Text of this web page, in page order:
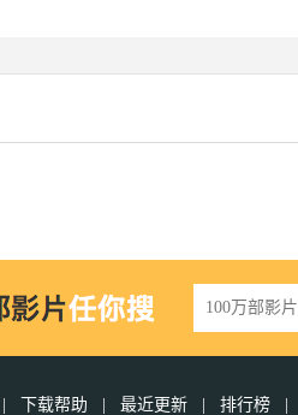
| 下载帮助 | 最近更新 | 排行榜 |